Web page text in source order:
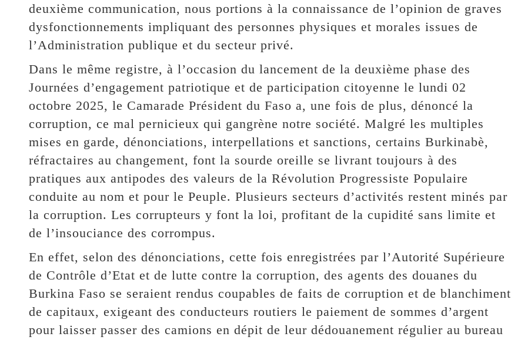
deuxième communication, nous portions à la connaissance de l’opinion de graves
dysfonctionnements impliquant des personnes physiques et morales issues de
l’Administration publique et du secteur privé.
Dans le même registre, à l’occasion du lancement de la deuxième phase des
Journées d’engagement patriotique et de participation citoyenne le lundi 02
octobre 2025, le Camarade Président du Faso a, une fois de plus, dénoncé la
corruption, ce mal pernicieux qui gangrène notre société. Malgré les multiples
mises en garde, dénonciations, interpellations et sanctions, certains Burkinabè,
réfractaires au changement, font la sourde oreille se livrant toujours à des
pratiques aux antipodes des valeurs de la Révolution Progressiste Populaire
conduite au nom et pour le Peuple. Plusieurs secteurs d’activités restent minés par
la corruption. Les corrupteurs y font la loi, profitant de la cupidité sans limite et
de l’insouciance des corrompus.
En effet, selon des dénonciations, cette fois enregistrées par l’Autorité Supérieure
de Contrôle d’Etat et de lutte contre la corruption, des agents des douanes du
Burkina Faso se seraient rendus coupables de faits de corruption et de blanchiment
de capitaux, exigeant des conducteurs routiers le paiement de sommes d’argent
pour laisser passer des camions en dépit de leur dédouanement régulier au bureau